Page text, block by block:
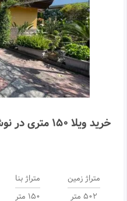
خرید ویلا 150 متری در نوشهر
متراژ زمین
502 متر
متراژ بنا
150 متر